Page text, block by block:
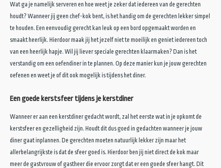
Wat ga je namelijk serveren en hoe weet je zeker dat iedereen van de gerechten
houdt? Wanneer jij geen chef-kok bent, is het handig om de gerechten lekker simpel
te houden. Een eenvoudig gerecht kan leuk op een bord opgemaakt worden en
smaakt heerlijk. Hierdoor maak jij het jezelf niet te moeilijk en geniet iedereen toch
van een heerlijk hapje. Wil jij liever speciale gerechten klaarmaken? Dan is het
verstandig om een oefendiner in te plannen. Op deze manier kun je jouw gerechten
oefenen en weet je of dit ook mogelijk is tijdens het diner.
Een goede kerstsfeer tijdens je kerstdiner
Wanneer er aan een kerstdiner gedacht wordt, zal het eerste wat in je opkomt de
kerstsfeer en gezelligheid zijn. Houdt dit dus goed in gedachten wanneer je jouw
diner gaat inplannen. De gerechten moeten natuurlijk lekker zijn maar het
allerbelangrijkste is dat de sfeer goed is. Hierdoor ben jij niet direct de kok maar
meer de gastvrouw of gastheer die ervoor zorgt dat er een goede sfeer hangt. Dit